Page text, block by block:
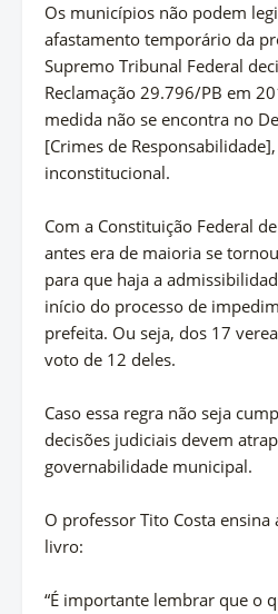
Os municípios não podem
afastamento temporário da
Supremo Tribunal Federal
Reclamação 29.796/PB em
medida não se encontra no
[Crimes de
inconstitucional.
Com a Constituição Federal
antes era de maioria se
para que haja a
início do processo de
prefeita. Ou seja, dos 17
voto de 12 deles.
Caso essa regra não seja
decisões judiciais devem
governabilidade municipal.
O professor Tito Costa ensina
livro:
“É importante lembrar que o